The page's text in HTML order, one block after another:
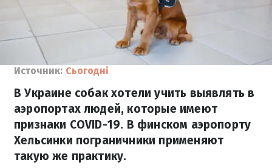
Источник: Сьогодні
В Украине собак хотели учить выявлять в
аэропортах людей, которые имеют
признаки COVID-19. В финском аэропорту
Хельсинки пограничники применяют
такую же практику.